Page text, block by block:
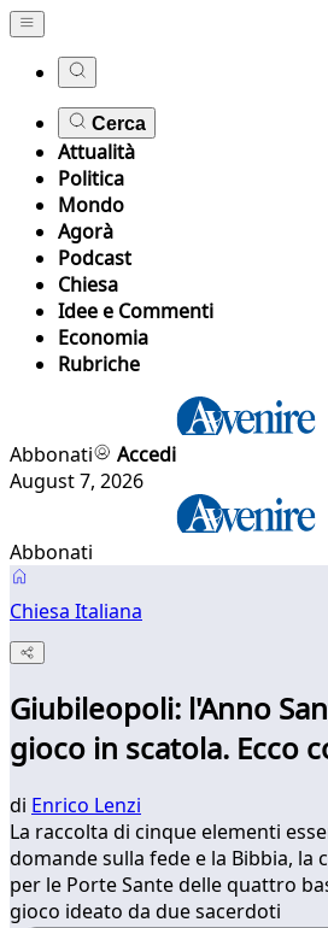
Cerca
Attualità
Politica
Mondo
Agorà
Podcast
Chiesa
Idee e Commenti
Economia
Rubriche
Abbonati
Accedi
August 7, 2026
Abbonati
Chiesa Italiana
Giubileopoli: l'Anno
gioco in scatola. Ecco
di Enrico Lenzi
La raccolta di cinque elementi
domande sulla fede e la Bibbia, la
per le Porte Sante delle quattro
gioco ideato da due sacerdoti